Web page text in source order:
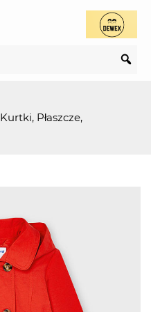
Kurtki, Płaszcze,